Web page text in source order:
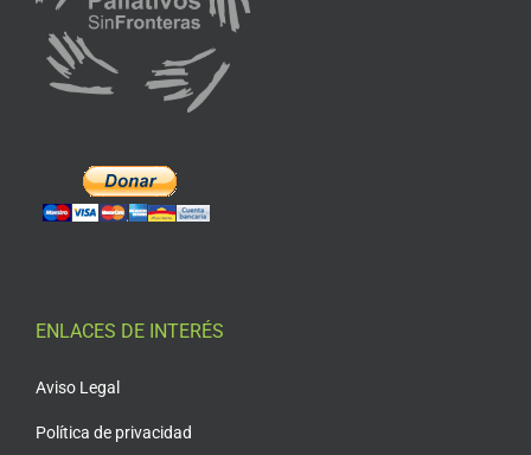
ENLACES DE INTERÉS
Aviso Legal
Política de privacidad